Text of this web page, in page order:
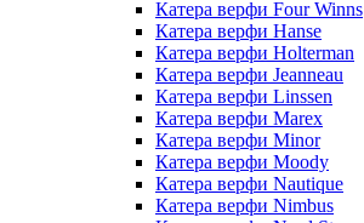
Катера верфи Four Winns
Катера верфи Hanse
Катера верфи Holterman
Катера верфи Jeanneau
Катера верфи Linssen
Катера верфи Marex
Катера верфи Minor
Катера верфи Moody
Катера верфи Nautique
Катера верфи Nimbus